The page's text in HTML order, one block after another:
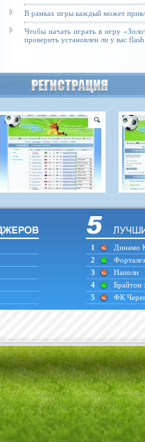
В рамках игры каждый может
Чтобы начать играть в игру
проверить установлен ли у вас flash
1
Динамо
2
3
Наполи
4
Брайтон
5
ФК